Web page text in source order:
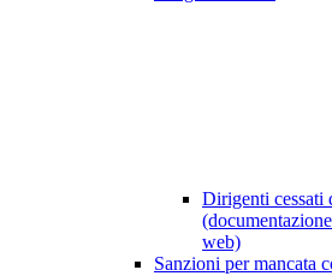
Dirigenti cessati
web)
Sanzioni per mancata